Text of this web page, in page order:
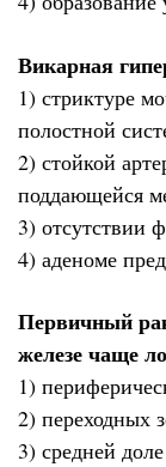
Викарная
1) стриктуре
полостной
2) стойкой
поддающейся
3) отсутствии
4) аденоме
Первичный
железе чаще
1)
2) переходных
3) средней доле